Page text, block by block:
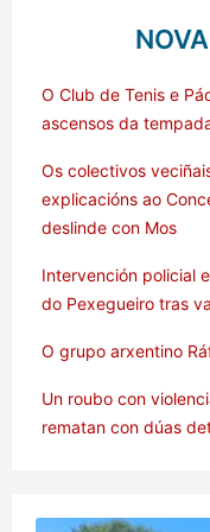
O Club de Tenis e
ascensos da
Os colectivos
explicacións ao
deslinde con Mos
Intervención policial
do Pexegueiro tras
O grupo arxentino
Un roubo con
rematan con dúas